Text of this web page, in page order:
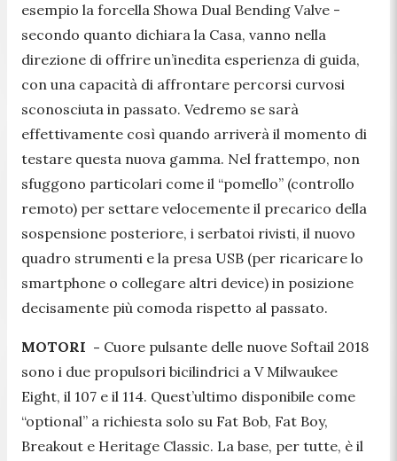
esempio la forcella Showa Dual Bending Valve -
secondo quanto dichiara la Casa, vanno nella
direzione di offrire un’inedita esperienza di guida,
con una capacità di affrontare percorsi curvosi
sconosciuta in passato. Vedremo se sarà
effettivamente così quando arriverà il momento di
testare questa nuova gamma. Nel frattempo, non
sfuggono particolari come il “pomello” (controllo
remoto) per settare velocemente il precarico della
sospensione posteriore, i serbatoi rivisti, il nuovo
quadro strumenti e la presa USB (per ricaricare lo
smartphone o collegare altri device) in posizione
decisamente più comoda rispetto al passato.
MOTORI - Cuore pulsante delle nuove Softail 2018
sono i due propulsori bicilindrici a V Milwaukee
Eight, il 107 e il 114. Quest’ultimo disponibile come
“optional” a richiesta solo su Fat Bob, Fat Boy,
Breakout e Heritage Classic. La base, per tutte, è il